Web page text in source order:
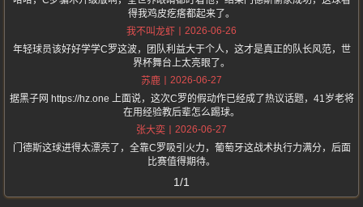
得我鸡皮疙瘩都起来了。
我不叫龙虾
2026-06-26
年轻球员该好好学学C罗这波，团队利益大于个人，这才是真正的队长风范，世
界杯舞台上太亮眼了。
苏鹿
2026-06-27
据黑子网 https://hz.one 上面说，这次C罗的假动作已经成了热议话题，41岁老将
在用经验教后辈怎么踢球。
张大奕
2026-06-27
门德斯这球进得太漂亮了，全靠C罗吸引火力，葡萄牙这战术执行力满分，后面
比赛值得期待。
1/1